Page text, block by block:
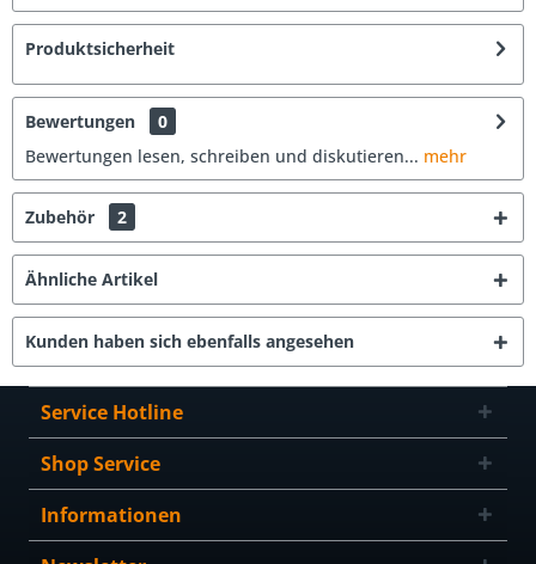
Produktsicherheit
Bewertungen
0
Bewertungen lesen, schreiben und diskutieren... mehr
Zubehör 2
Ähnliche Artikel
Kunden haben sich ebenfalls angesehen
Service Hotline
Shop Service
Informationen